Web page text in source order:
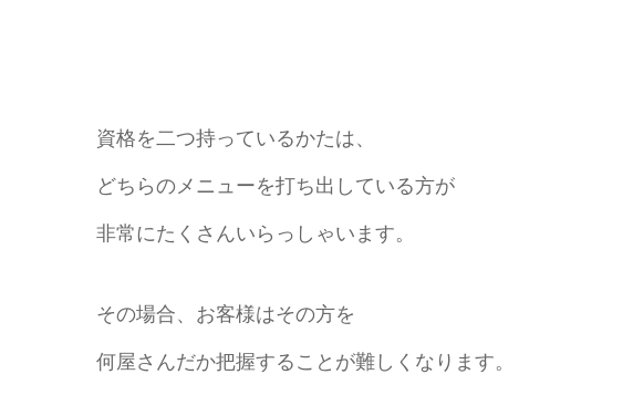
資格を二つ持っているかたは、
どちらのメニューを打ち出している方が
非常にたくさんいらっしゃいます。
その場合、お客様はその方を
何屋さんだか把握することが難しくなります。